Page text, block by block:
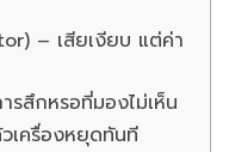
– เสียเงียบ แต่ค่า
รสึกหรอที่มองไม่เห็น
เครื่องหยุดทันที